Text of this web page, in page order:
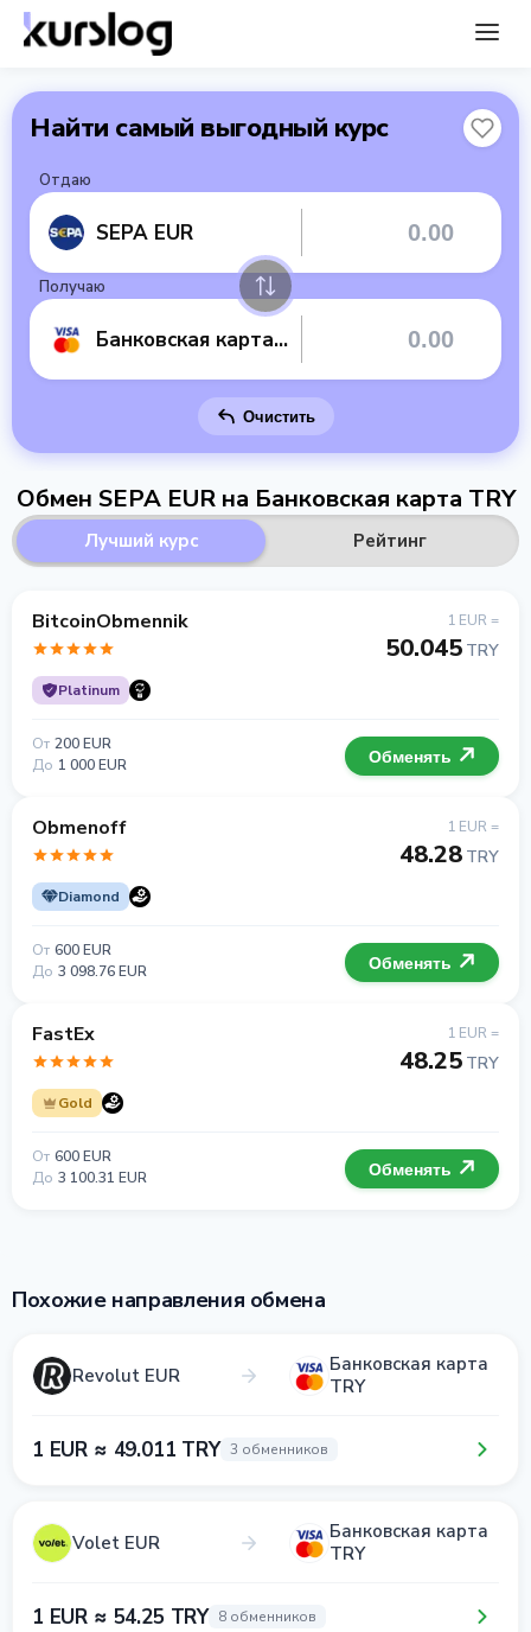
Найти самый выгодный курс
Отдаю
SEPA EUR
Получаю
Банковская карта TRY
Очистить
Обмен SEPA EUR на Банковская карта TRY
Лучший курс Рейтинг
BitcoinObmennik
Platinum
1 EUR =
50.045 TRY
От 200 EUR
До 1 000 EUR Обменять
Obmenoff
Diamond
1 EUR =
48.28 TRY
От 600 EUR
До 3 098.76 EUR Обменять
FastEx
Gold
1 EUR =
48.25 TRY
От 600 EUR
До 3 100.31 EUR Обменять
Похожие направления обмена
Revolut EUR
Банковская карта
TRY
1 EUR ≈ 49.011 TRY 3 обменников
Volet EUR
Банковская карта
TRY
1 EUR ≈ 54.25 TRY 8 обменников